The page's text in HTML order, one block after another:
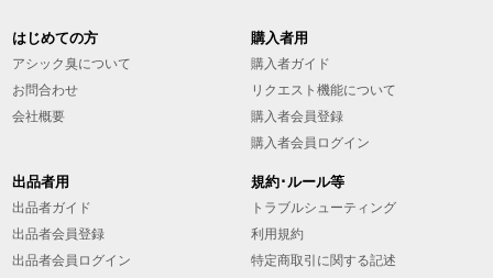
はじめての方
アシック臭について
お問合わせ
会社概要
購入者用
購入者ガイド
リクエスト機能について
購入者会員登録
購入者会員ログイン
出品者用
出品者ガイド
出品者会員登録
出品者会員ログイン
規約･ルール等
トラブルシューティング
利用規約
特定商取引に関する記述